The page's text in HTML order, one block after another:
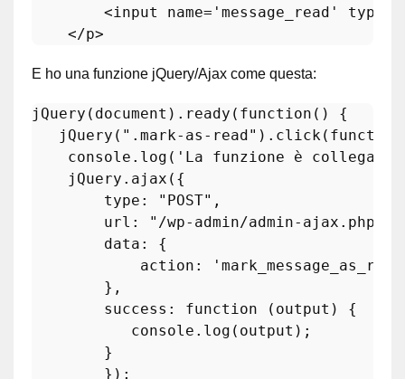
<input name= 'message_read' type
</p>
E ho una funzione jQuery/Ajax come questa:
jQuery(document).ready( function ()
{
   jQuery(
".mark-as-read" ).click( function
    console.
log ( 'La funzione è collegata'
    jQuery.ajax({
type : "POST" ,
        url:
"/wp-admin/admin-ajax.php"
        data: {
            action:
        },
        success:
function (output)
{
           console.
log ( output );
        }
        });